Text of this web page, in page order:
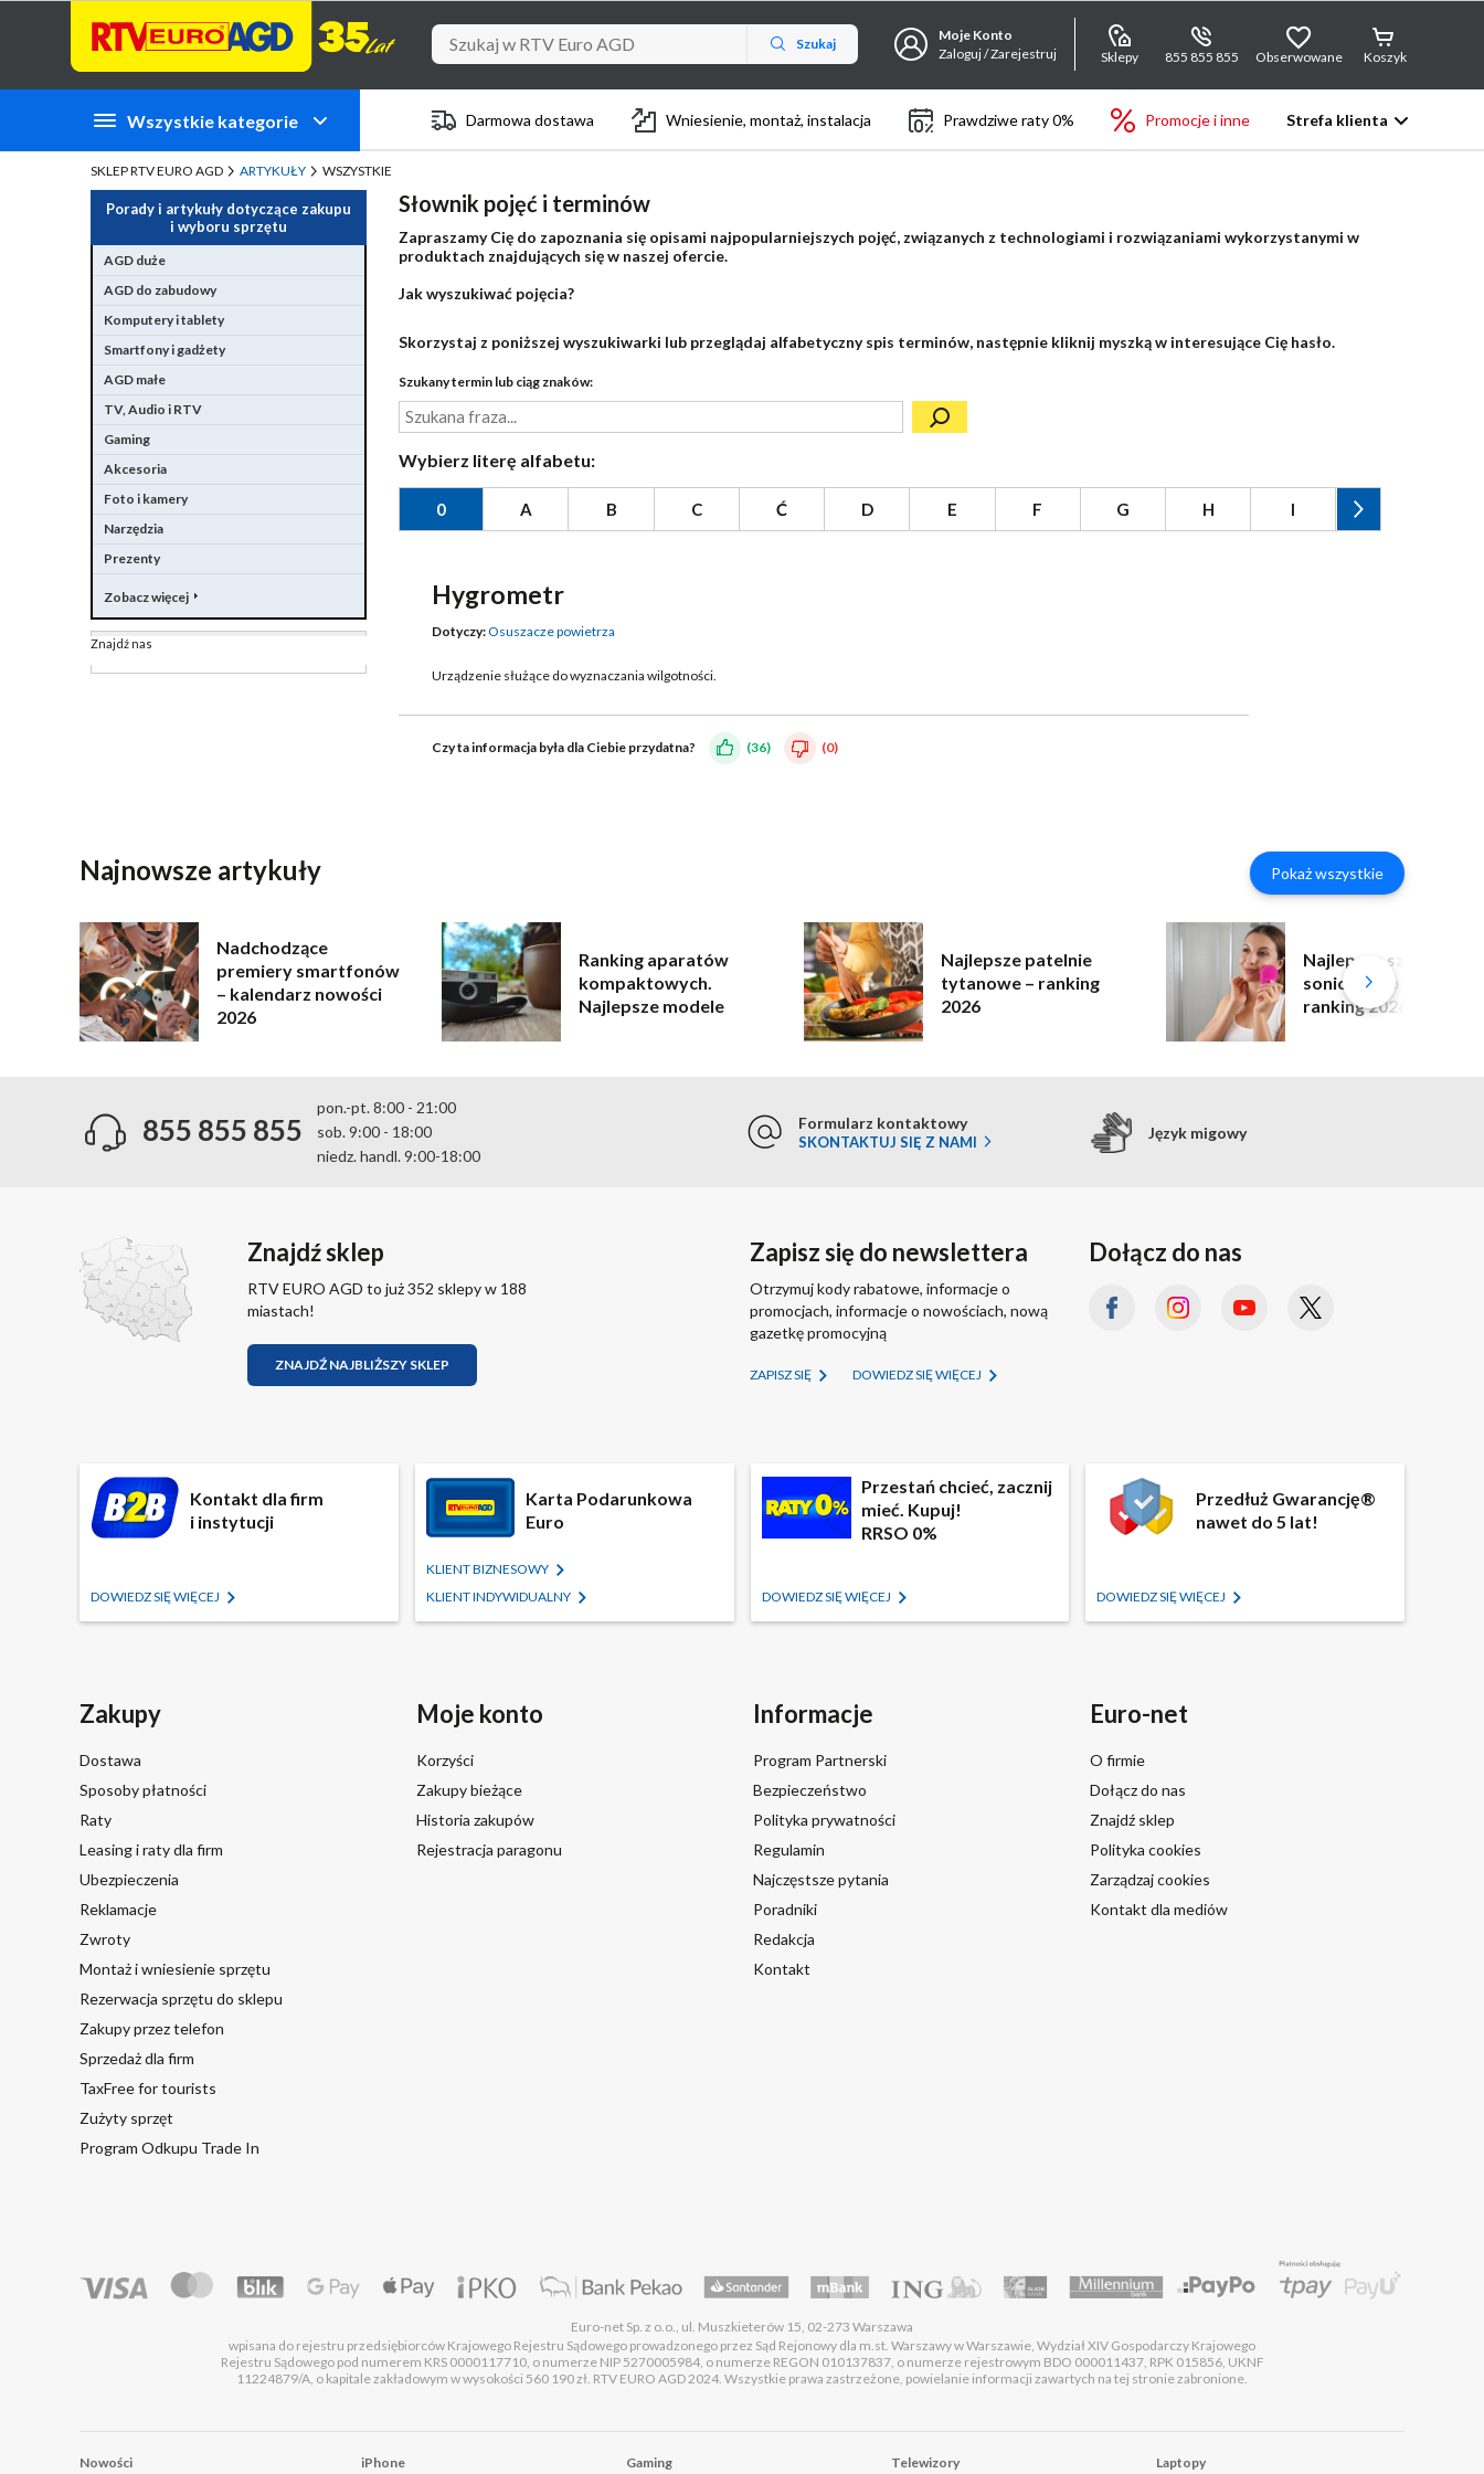
Szukaj
Moje Konto
Zaloguj / Zarejestruj
Sklepy 855 855 855 Obserwowane Koszyk
Wszystkie kategorie Darmowa dostawa Wniesienie, montaż, instalacja Prawdziwe raty 0% Promocje i inne Strefa klienta
SKLEP RTV EURO AGD ARTYKUŁY WSZYSTKIE
Porady i artykuły dotyczące zakupu
i wyboru sprzętu
AGD duże
AGD do zabudowy
Komputery i tablety
Smartfony i gadżety
AGD małe
TV, Audio i RTV
Gaming
Akcesoria
Foto i kamery
Narzędzia
Prezenty
Zobacz więcej
Znajdź nas
Słownik pojęć i terminów
Zapraszamy Cię do zapoznania się opisami najpopularniejszych pojęć, związanych z technologiami i rozwiązaniami wykorzystanymi w
produktach znajdujących się w naszej ofercie.
Jak wyszukiwać pojęcia?
Skorzystaj z poniższej wyszukiwarki lub przeglądaj alfabetyczny spis terminów, następnie kliknij myszką w interesujące Cię hasło.
Szukany termin lub ciąg znaków:
Wybierz literę alfabetu:
0 A B C Ć D E F G H I
Hygrometr
Dotyczy:Osuszacze powietrza
Urządzenie służące do wyznaczania wilgotności.
Czy ta informacja była dla Ciebie przydatna? (36) (0)
Najnowsze artykuły Pokaż wszystkie
Nadchodzące
premiery smartfonów
– kalendarz nowości
2026
Ranking aparatów
kompaktowych.
Najlepsze modele
Najlepsze patelnie
tytanowe – ranking
2026
Najlepsza
soniczna do twarzy –
ranking 2026
855 855 855
pon.-pt. 8:00 - 21:00
sob. 9:00 - 18:00
niedz. handl. 9:00-18:00
Formularz kontaktowy
SKONTAKTUJ SIĘ Z NAMI
Język migowy
Znajdź sklep
RTV EURO AGD to już 352 sklepy w 188
miastach!
ZNAJDŹ NAJBLIŻSZY SKLEP
Zapisz się do newslettera
Otrzymuj kody rabatowe, informacje o
promocjach, informacje o nowościach, nową
gazetkę promocyjną
ZAPISZ SIĘ DOWIEDZ SIĘ WIĘCEJ
Dołącz do nas
Kontakt dla firm
i instytucji
DOWIEDZ SIĘ WIĘCEJ
Karta Podarunkowa
Euro
KLIENT BIZNESOWY
KLIENT INDYWIDUALNY
Przestań chcieć, zacznij
mieć. Kupuj!
RRSO 0%
DOWIEDZ SIĘ WIĘCEJ
Przedłuż Gwarancję®
nawet do 5 lat!
DOWIEDZ SIĘ WIĘCEJ
Zakupy
Dostawa
Sposoby płatności
Raty
Leasing i raty dla firm
Ubezpieczenia
Reklamacje
Zwroty
Montaż i wniesienie sprzętu
Rezerwacja sprzętu do sklepu
Zakupy przez telefon
Sprzedaż dla firm
TaxFree for tourists
Zużyty sprzęt
Program Odkupu Trade In
Moje konto
Korzyści
Zakupy bieżące
Historia zakupów
Rejestracja paragonu
Informacje
Program Partnerski
Bezpieczeństwo
Polityka prywatności
Regulamin
Najczęstsze pytania
Poradniki
Redakcja
Kontakt
Euro-net
O firmie
Dołącz do nas
Znajdź sklep
Polityka cookies
Zarządzaj cookies
Kontakt dla mediów
Euro-net Sp. z o.o., ul. Muszkieterów 15, 02-273 Warszawa
wpisana do rejestru przedsiębiorców Krajowego Rejestru Sądowego prowadzonego przez Sąd Rejonowy dla m.st. Warszawy w Warszawie, Wydział XIV Gospodarczy Krajowego
Rejestru Sądowego pod numerem KRS 0000117710, o numerze NIP 5270005984, o numerze REGON 010137837, o numerze rejestrowym BDO 000011437, RPK 015856, UKNF
11224879/A, o kapitale zakładowym w wysokości 560 190 zł. RTV EURO AGD 2024. Wszystkie prawa zastrzeżone, powielanie informacji zawartych na tej stronie zabronione.
Nowości iPhone Gaming Telewizory Laptopy